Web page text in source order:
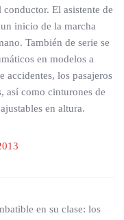
El asistente de
inicio de la marcha
También de serie se
en modelos a
accidentes, los pasajeros
así como cinturones de
en altura.
en su clase: los